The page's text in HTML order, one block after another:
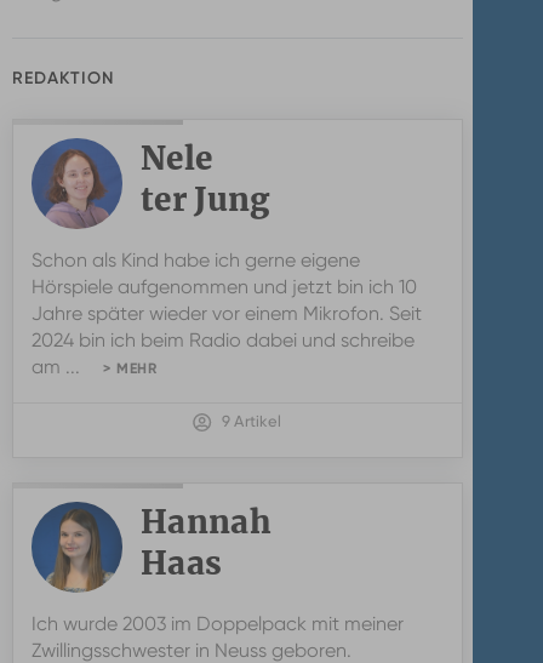
REDAKTION
Nele
ter Jung
Schon als Kind habe ich gerne eigene
Hörspiele aufgenommen und jetzt bin ich 10
Jahre später wieder vor einem Mikrofon. Seit
2024 bin ich beim Radio dabei und schreibe
am ...
> MEHR
9 Artikel
Hannah
Haas
Ich wurde 2003 im Doppelpack mit meiner
Zwillingsschwester in Neuss geboren.